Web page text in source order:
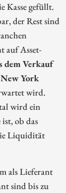
Kasse gefüllt.
der Rest sind
auf Asset-
dem Verkauf
York
wird.
wird ein
ob das
Liquidität
als Lieferant
sind bis zu